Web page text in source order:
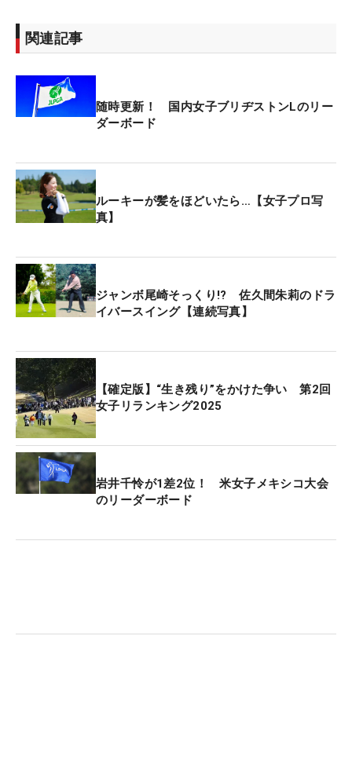
菅楓華はトータル9アンダー・13位タイ。小祝さく
している。
関連記事
随時更新！ 国内女子ブリヂストンLのリー
ダーボード
ルーキーが髪をほどいたら…【女子プロ写
真】
ジャンボ尾崎そっくり!? 佐久間朱莉のドラ
イバースイング【連続写真】
【確定版】“生き残り”をかけた争い 第2回
女子リランキング2025
岩井千怜が1差2位！ 米女子メキシコ大会
のリーダーボード